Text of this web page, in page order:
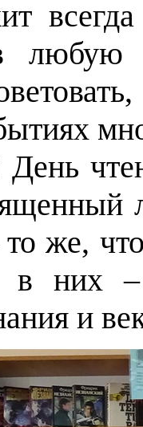
День
то же,
в них
и